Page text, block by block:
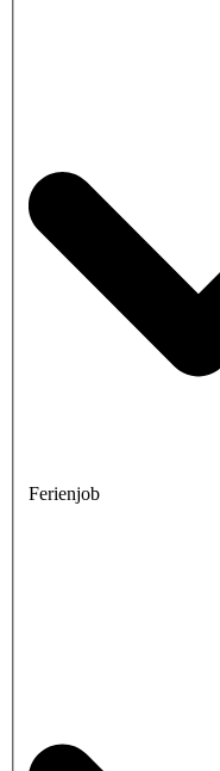
Ferienjob